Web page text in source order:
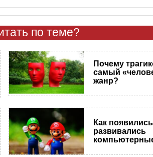
по теме?
Почему
самый
жанр?
Как
развивались